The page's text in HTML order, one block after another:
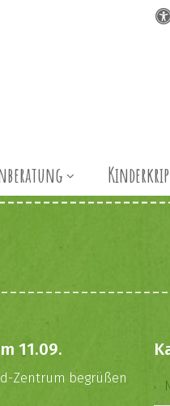
11.09.
Zentrum begrüßen